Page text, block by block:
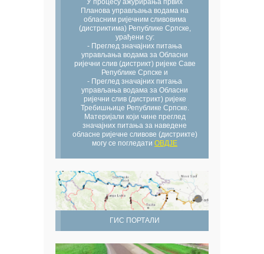
У процесу ажурирања првих
Планова управљања водама на
обласним ријечним сливовима
(дистриктима) Републике Српске,
урађени су:
- Преглед значајних питања
управљања водама за Обласни
ријечни слив (дистрикт) ријеке Саве
Републике Српске и
- Преглед значајних питања
управљања водама за Обласни
ријечни слив (дистрикт) ријеке
Требишњице Републике Српске.
Материјали који чине преглед
значајних питања за наведене
обласне ријечне сливове (дистрикте)
могу се погледати ОВДЈЕ
ГИС ПОРТАЛИ